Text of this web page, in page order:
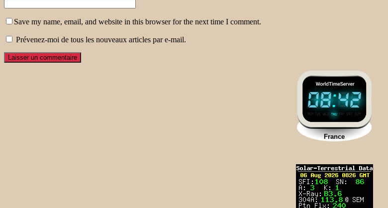
Save my name, email, and website in this browser for the next time I comment.
Prévenez-moi de tous les nouveaux articles par e-mail.